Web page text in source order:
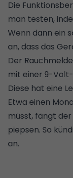
Die
man testen,
Wenn dann ein
an, dass das
Der
mit einer 9-
Diese hat eine
Etwa einen
müsst, fängt
piepsen. So
an.